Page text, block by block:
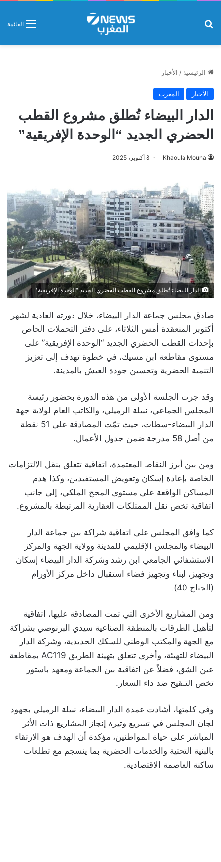
القائمة
الرئيسية / الأخبار
الأخبار المغرب
الدار البيضاء تُطلق مشروع القطب
الحضري الجديد “الوحدة الإفريقية”
Khaoula Mouna 8 أكتوبر، 2025
الدار البيضاء تُطلق مشروع القطب الحضري الجديد "الوحدة الإفريقية"
صادق مجلس جماعة الدار البيضاء، خلال دورته العادية لشهر
أكتوبر المنعقدة أمس الثلاثاء، على دفتر التحملات الخاص
بإحداث القطب الحضري الجديد “الوحدة الإفريقية” على
مستوى مقاطعة ابن مسيك، في خطوة تهدف إلى تعزيز
التنمية الحضرية وتحسين جودة العيش بالمدينة.
وقد جرت الجلسة الأولى من هذه الدورة بحضور رئيسة
المجلس الجماعي، نبيلة الرميلي، والكاتب العام لولاية جهة
الدار البيضاء-سطات، حيث تمّت المصادقة على 51 نقطة
من أصل 58 مدرجة ضمن جدول الأعمال.
ومن بين أبرز النقاط المعتمدة، اتفاقية تتعلق بنقل الالتزامات
الخاصة بإعادة إسكان وتعويض المستفيدين، وكذا هدم
المساكن الواقعة على مستوى المحج الملكي، إلى جانب
اتفاقية تخص نقل الممتلكات العقارية المرتبطة بالمشروع.
كما وافق المجلس على اتفاقية شراكة بين جماعة الدار
البيضاء والمجلس الإقليمي للمدينة وولاية الجهة والمركز
الاستشفائي الجامعي ابن رشد وشركة الدار البيضاء إسكان
وتجهيز، لبناء وتجهيز فضاء استقبال داخل مركز الأورام
(الجناح 40).
ومن المشاريع الأخرى التي تمت المصادقة عليها، اتفاقية
لتأهيل الطرقات بالمنطقة الصناعية سيدي البرنوصي بشراكة
مع الجهة والمكتب الوطني للسكك الحديدية، وشركة الدار
البيضاء للتهيئة، وأخرى تتعلق بتهيئة الطريق AC119 بمقاطعة
عين الشق، فضلاً عن اتفاقية بين الجماعة ومعهد باستور
تخص التلقيح ضد داء السعار.
وفي كلمتها، أشادت عمدة الدار البيضاء، نبيلة الرميلي بجهود
لجان المجلس في تسريع وتيرة إنجاز المشاريع ذات الأثر
المباشر على حياة المواطنين، مؤكدة أن الهدف هو الارتقاء
بالبنية التحتية والخدمات الحضرية بما ينسجم مع تطلعات
ساكنة العاصمة الاقتصادية.